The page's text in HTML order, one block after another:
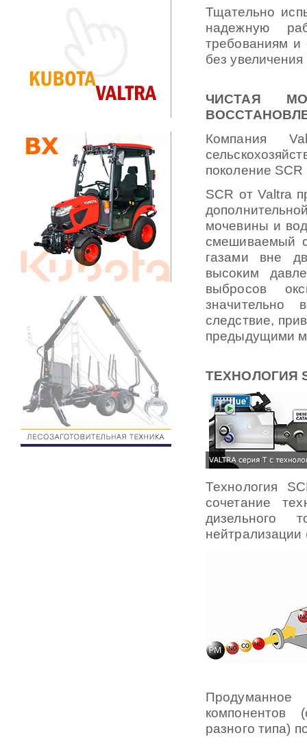
Тщательно
надежную
требованиям и
без
ЧИСТАЯ
Компания
поколение SCR
SCR от Valtra
мочевины и
смешиваемый
газами вне
высоким
выбросов
значительно
следствие,
предыдущими
ТЕХНОЛОГИЯ
Технология
сочетание
дизельного
нейтрализации
Продуманное
компонентов
разного типа)